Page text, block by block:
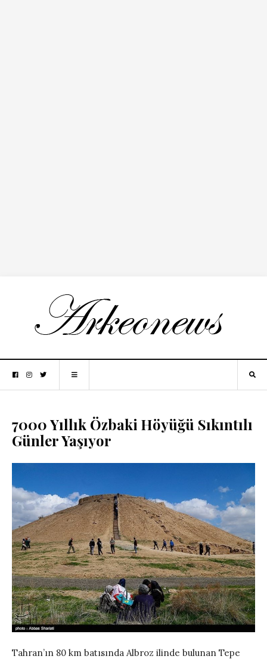
7000 Yıllık Özbaki Höyüğü Sıkıntılı
Günler Yaşıyor
Tahran’ın 80 km batısında Albroz ilinde bulunan Tepe